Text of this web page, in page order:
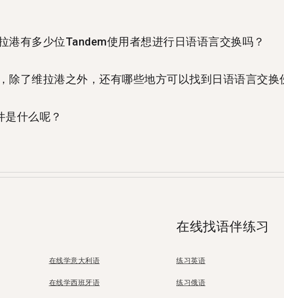
港有多少位Tandem使用者想进行日语语言交换吗？
位成员准备好进行日语语言交换。
除了维拉港之外，还有哪些地方可以找到日语语言交换
、%%randomCity%%，和%%randomCity%%找到日语的
是什么呢？
在线学意大利语
在线学西班牙语
在线找语伴练习
练习英语
练习俄语